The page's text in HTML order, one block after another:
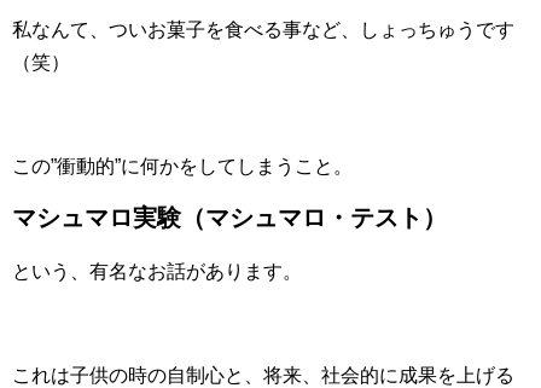
私なんて、ついお菓子を食べる事など、しょっちゅうです
（笑）
この”衝動的”に何かをしてしまうこと。
マシュマロ実験（マシュマロ・テスト）
という、有名なお話があります。
これは子供の時の自制心と、将来、社会的に成果を上げる